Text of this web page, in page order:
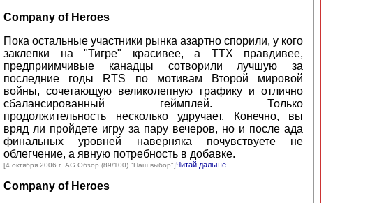
Company of Heroes
Пока остальные участники рынка азартно спорили, у кого
заклепки на "Тигре" красивее, а ТТХ правдивее,
предприимчивые канадцы сотворили лучшую за
последние годы RTS по мотивам Второй мировой
войны, сочетающую великолепную графику и отлично
сбалансированный геймплей. Только
продолжительность несколько удручает. Конечно, вы
вряд ли пройдете игру за пару вечеров, но и после ада
финальных уровней наверняка почувствуете не
облегчение, а явную потребность в добавке.
[4 октября 2006 г. AG Обзор (89/100) "Наш выбор"]Читай дальше...
Company of Heroes